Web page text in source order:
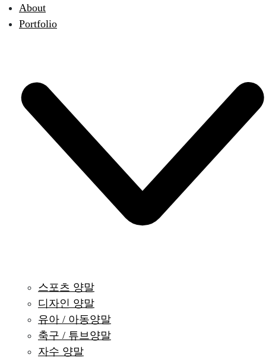
About
Portfolio
스포츠 양말
디자인 양말
유아 / 아동양말
축구 / 튜브양말
자수 양말